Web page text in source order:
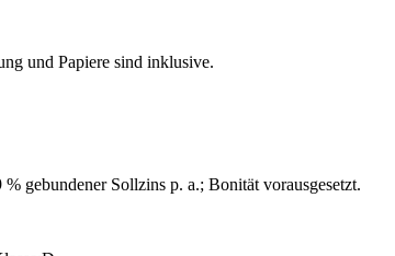
und Papiere sind inklusive.
gebundener Sollzins p. a.; Bonität vorausgesetzt.